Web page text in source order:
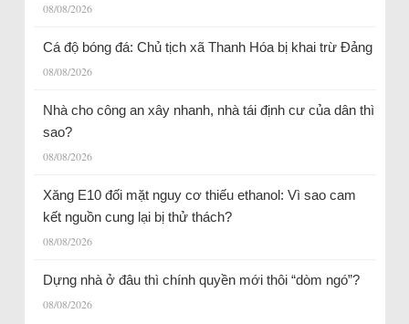
08/08/2026
Cá độ bóng đá: Chủ tịch xã Thanh Hóa bị khai trừ Đảng
08/08/2026
Nhà cho công an xây nhanh, nhà tái định cư của dân thì
sao?
08/08/2026
Xăng E10 đối mặt nguy cơ thiếu ethanol: Vì sao cam
kết nguồn cung lại bị thử thách?
08/08/2026
Dựng nhà ở đâu thì chính quyền mới thôi “dòm ngó”?
08/08/2026